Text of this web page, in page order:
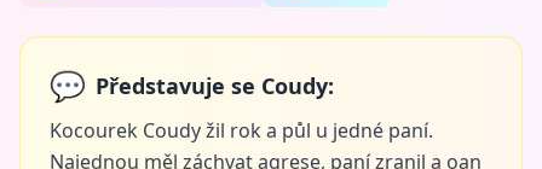
💬 Představuje se Coudy:
Kocourek Coudy žil rok a půl u jedné paní.
Najednou měl záchvat agrese, paní zranil a oan